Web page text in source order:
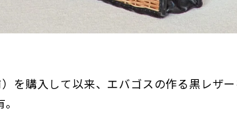
を購入して以来、エバゴスの作る黒レザ